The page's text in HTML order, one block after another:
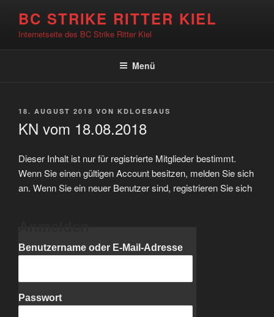
springen
BC STRIKE RITTER KIEL
Internetseite des BC Strike Ritter Kiel
Menü
VERÖFFENTLICHT
18. AUGUST 2018 VON KDLOESAUS
KN vom 18.08.2018
Dieser Inhalt ist nur für registrierte Mitglieder bestimmt.
Wenn Sie einen gültigen Account besitzen, melden Sie sich
an. Wenn Sie ein neuer Benutzer sind, registrieren Sie sich
Benutzername oder E-Mail-Adresse
Passwort